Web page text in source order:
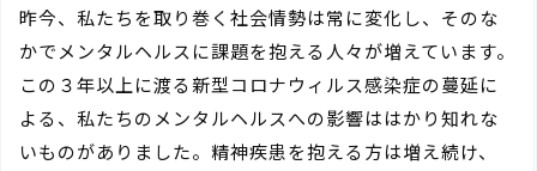
昨今、私たちを取り巻く社会情勢は常に変化し、そのな
かでメンタルヘルスに課題を抱える人々が増えています。
この３年以上に渡る新型コロナウィルス感染症の蔓延に
よる、私たちのメンタルヘルスへの影響ははかり知れな
いものがありました。精神疾患を抱える方は増え続け、